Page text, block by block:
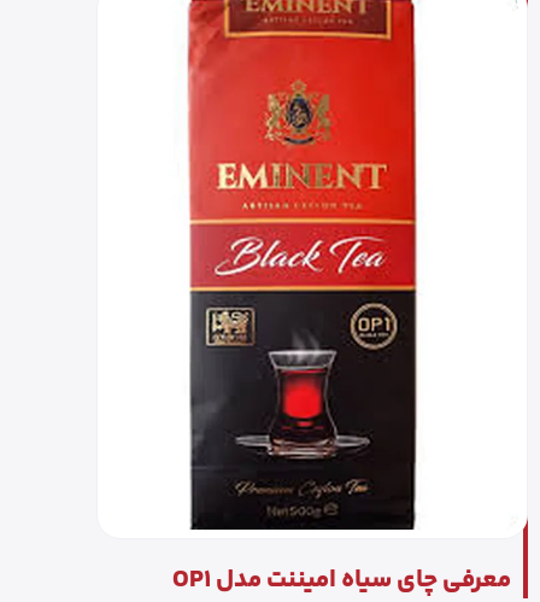
معرفی چای سیاه امیننت مدل OP1